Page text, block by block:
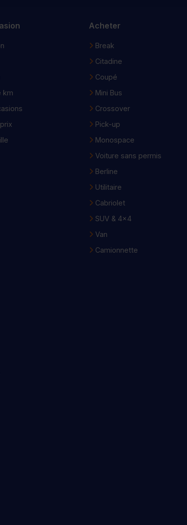
km
Acheter
Break
Citadine
Coupé
Mini Bus
Crossover
Pick-up
Monospace
Voiture sans permis
Berline
Utilitaire
Cabriolet
SUV & 4x4
Van
Camionnette